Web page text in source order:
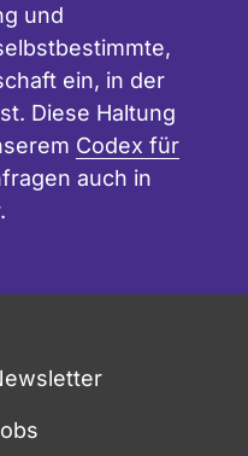
und
ein, in der
Diese Haltung
Codex für
auch in